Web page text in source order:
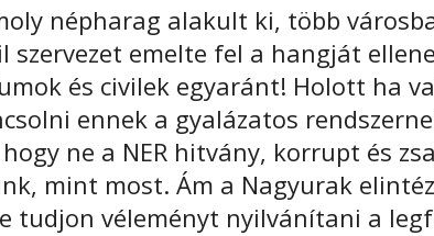
népharag alakult ki, több
emelte fel a hangját
és civilek egyaránt! Holott ha
ennek a gyalázatos
ne a NER hitvány, korrupt és
mint most. Ám a Nagyurak
tudjon véleményt nyilvánítani a